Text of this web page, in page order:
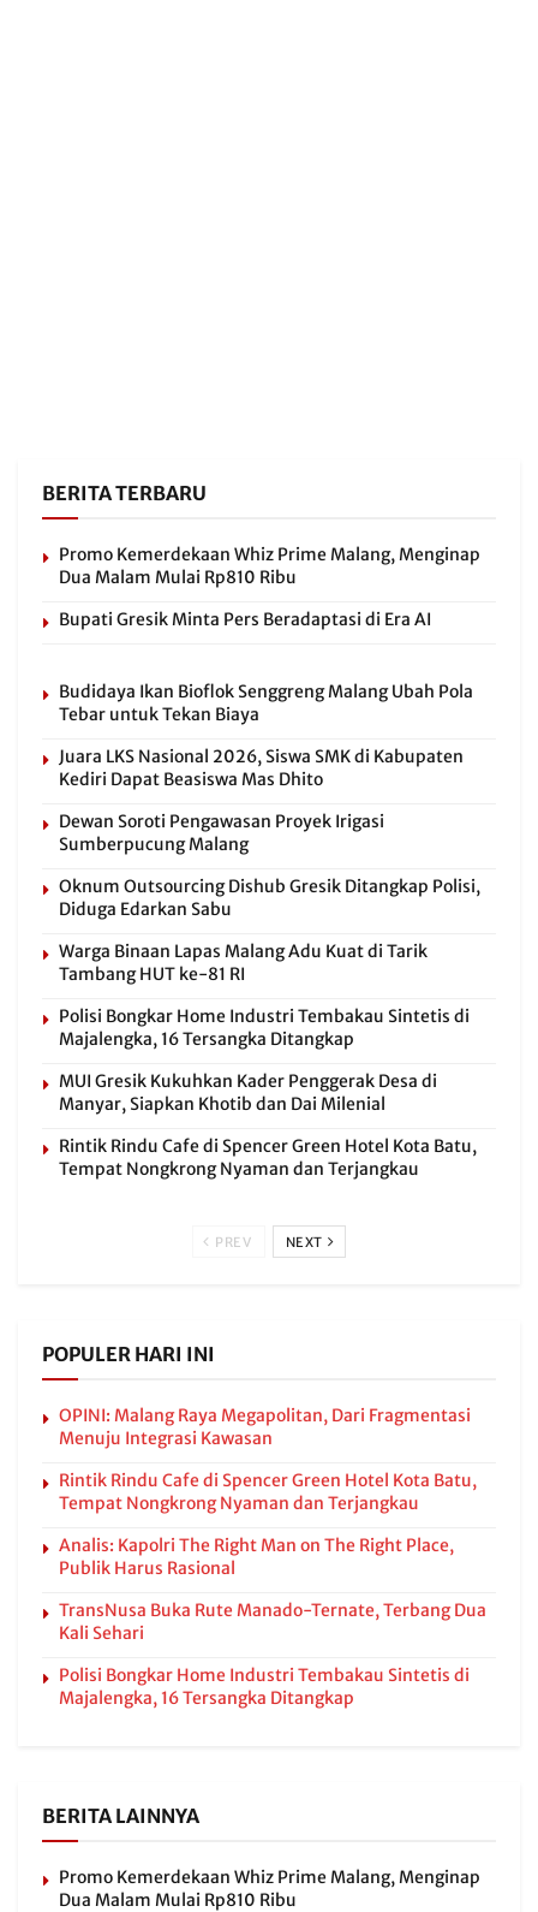
BERITA TERBARU
Promo Kemerdekaan Whiz Prime Malang, Menginap
Dua Malam Mulai Rp810 Ribu
Bupati Gresik Minta Pers Beradaptasi di Era AI
Budidaya Ikan Bioflok Senggreng Malang Ubah Pola
Tebar untuk Tekan Biaya
Juara LKS Nasional 2026, Siswa SMK di Kabupaten
Kediri Dapat Beasiswa Mas Dhito
Dewan Soroti Pengawasan Proyek Irigasi
Sumberpucung Malang
Oknum Outsourcing Dishub Gresik Ditangkap Polisi,
Diduga Edarkan Sabu
Warga Binaan Lapas Malang Adu Kuat di Tarik
Tambang HUT ke-81 RI
Polisi Bongkar Home Industri Tembakau Sintetis di
Majalengka, 16 Tersangka Ditangkap
MUI Gresik Kukuhkan Kader Penggerak Desa di
Manyar, Siapkan Khotib dan Dai Milenial
Rintik Rindu Cafe di Spencer Green Hotel Kota Batu,
Tempat Nongkrong Nyaman dan Terjangkau
PREV NEXT
POPULER HARI INI
OPINI: Malang Raya Megapolitan, Dari Fragmentasi
Menuju Integrasi Kawasan
Rintik Rindu Cafe di Spencer Green Hotel Kota Batu,
Tempat Nongkrong Nyaman dan Terjangkau
Analis: Kapolri The Right Man on The Right Place,
Publik Harus Rasional
TransNusa Buka Rute Manado-Ternate, Terbang Dua
Kali Sehari
Polisi Bongkar Home Industri Tembakau Sintetis di
Majalengka, 16 Tersangka Ditangkap
BERITA LAINNYA
Promo Kemerdekaan Whiz Prime Malang, Menginap
Dua Malam Mulai Rp810 Ribu